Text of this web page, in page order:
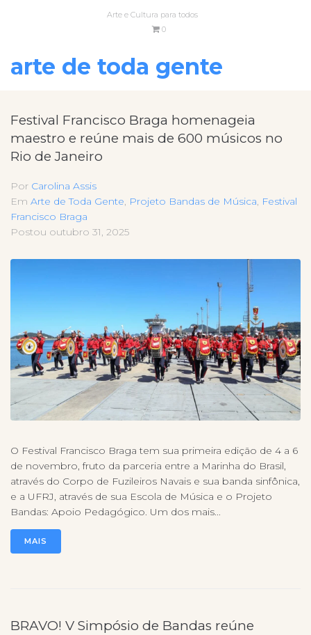
Arte e Cultura para todos
0
arte de toda gente
Festival Francisco Braga homenageia
maestro e reúne mais de 600 músicos no
Rio de Janeiro
Por Carolina Assis
Em Arte de Toda Gente, Projeto Bandas de Música, Festival
Francisco Braga
Postou outubro 31, 2025
O Festival Francisco Braga tem sua primeira edição de 4 a 6
de novembro, fruto da parceria entre a Marinha do Brasil,
através do Corpo de Fuzileiros Navais e sua banda sinfônica,
e a UFRJ, através de sua Escola de Música e o Projeto
Bandas: Apoio Pedagógico. Um dos mais...
MAIS
BRAVO! V Simpósio de Bandas reúne